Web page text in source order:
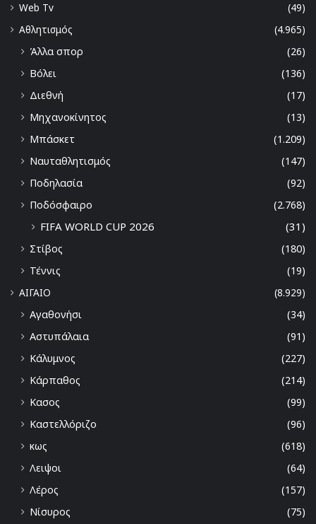
Web Tv
(49)
Αθλητισμός
(4.965)
Άλλα σπορ
(26)
Βόλει
(136)
Διεθνή
(17)
Μηχανοκίνητος
(13)
Μπάσκετ
(1.209)
Ναυταθλητισμός
(147)
Ποδηλασία
(92)
Ποδόσφαιρο
(2.768)
FIFA WORLD CUP 2026 (31)
Στίβος
(180)
Τέννις
(19)
ΑΙΓΑΙΟ
(8.929)
Αγαθονήσι
(34)
Αστυπάλαια
(91)
Κάλυμνος
(227)
Κάρπαθος
(214)
Κασος
(99)
Καστελλόριζο
(96)
κως
(618)
Λειψοι
(64)
Λέρος
(157)
Νίσυρος
(75)